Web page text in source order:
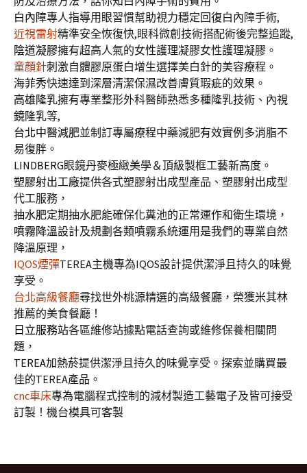
白內障專人指導用眼習慣幫助視力穩定回復白內障手術,
近視雷射精準安全恢復快,眼科微創技術搭配術後完整追蹤,
陰道凝膠擁有超高人氣的女性護理凝膠女性護理凝膠。
童顏針刺激自體膠原蛋白增生選擇美白針的美容療程。
海菲秀快速達到深層清潔保濕改善膚質瑕疵的效果。
高雄隆乳擁有專業整形外科醫師熟悉多種隆乳技術、內視
鏡隆乳等,
台北中醫減肥並制訂專屬療程中藥減肥有效實例多消脂不
易復胖。
LINDBERG眼鏡丹麥極緻美學＆頂級製框工藝新高度。
塑膠射出工廠提供各式塑膠射出成型產品、塑膠射出成型
代工服務，
抽水肥定期抽水肥能確保化糞池的正常運作和衛生環境，
噴霧降溫設計及規劃各類噴霧系統運用是我們的專業自然
降溫原理，
IQOS煙彈TEREA主機專為IQOS設計提供潔淨且持久的味覺
享受。
台北高級餐廳尋找世外桃源精選的高級餐廳，榮獲米其林
推薦的美食餐廳！
日立服務站各區維修站據點電話查詢或維修保養相關問
題，
TEREA加熱菸提供潔淨且持久的味覺享受。探索並購買最
佳的TEREA產品。
cnc車床專為電腦程式控制的減材製造工藝電子及皆可接受
訂製！機台模具可客製